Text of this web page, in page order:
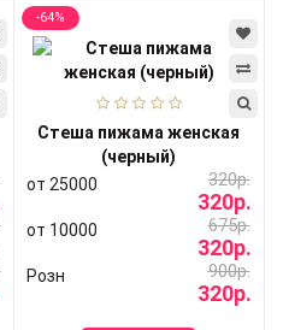
-64%
Стеша пижама женская
(черный)
от 25000
320р.
320р.
от 10000 675р.
320р.
Розн 900р.
320р.